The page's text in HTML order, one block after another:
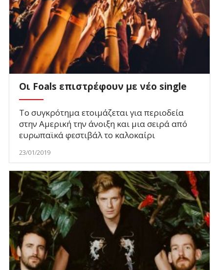
Οι Foals επιστρέφουν με νέο single
Το συγκρότημα ετοιμάζεται για περιοδεία
στην Αμερική την άνοιξη και μια σειρά από
ευρωπαϊκά φεστιβάλ το καλοκαίρι
23/01/2019